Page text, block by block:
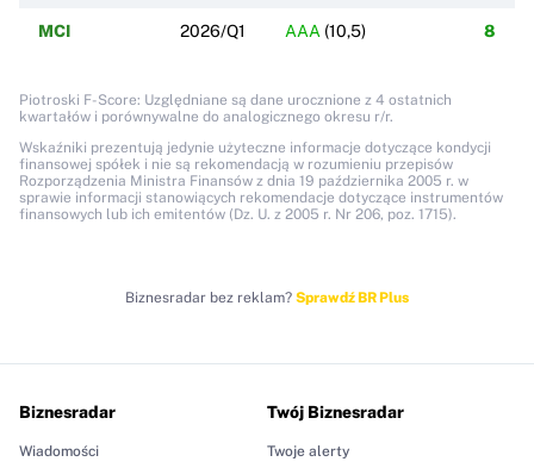
MCI 2026/Q1 AAA (10,5) 8
Piotroski F-Score: Uzględniane są dane urocznione z 4 ostatnich
kwartałów i porównywalne do analogicznego okresu r/r.
Wskaźniki prezentują jedynie użyteczne informacje dotyczące kondycji
finansowej spółek i nie są rekomendacją w rozumieniu przepisów
Rozporządzenia Ministra Finansów z dnia 19 października 2005 r. w
sprawie informacji stanowiących rekomendacje dotyczące instrumentów
finansowych lub ich emitentów (Dz. U. z 2005 r. Nr 206, poz. 1715).
Biznesradar bez reklam? Sprawdź BR Plus
Biznesradar
Wiadomości
Twój Biznesradar
Twoje alerty